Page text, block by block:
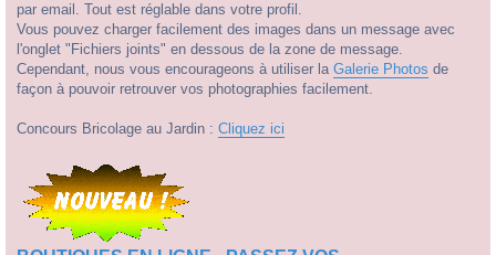
par email. Tout est réglable dans votre profil.
Vous pouvez charger facilement des images dans un message avec
l'onglet "Fichiers joints" en dessous de la zone de message.
Cependant, nous vous encourageons à utiliser la Galerie Photos de
façon à pouvoir retrouver vos photographies facilement.
Concours Bricolage au Jardin : Cliquez ici